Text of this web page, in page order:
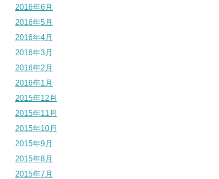
2016年6月
2016年5月
2016年4月
2016年3月
2016年2月
2016年1月
2015年12月
2015年11月
2015年10月
2015年9月
2015年8月
2015年7月